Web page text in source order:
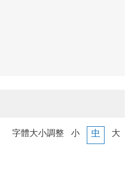
字體大小調整 小 中 大